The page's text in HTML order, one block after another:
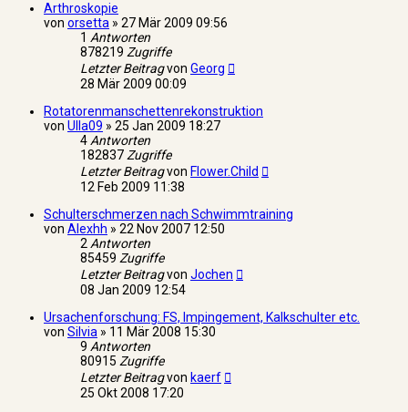
Arthroskopie
von orsetta » 27 Mär 2009 09:56
1 Antworten
878219 Zugriffe
Letzter Beitragvon Georg
28 Mär 2009 00:09
Rotatorenmanschettenrekonstruktion
von Ulla09 » 25 Jan 2009 18:27
4Antworten
182837Zugriffe
Letzter Beitragvon Flower.Child
12 Feb 2009 11:38
Schulterschmerzen nach Schwimmtraining
von Alexhh » 22 Nov 2007 12:50
2Antworten
85459 Zugriffe
Letzter Beitragvon Jochen
08 Jan 2009 12:54
Ursachenforschung: FS, Impingement, Kalkschulter etc.
von Silvia » 11 Mär 2008 15:30
9 Antworten
80915 Zugriffe
Letzter Beitragvon kaerf
25 Okt 2008 17:20